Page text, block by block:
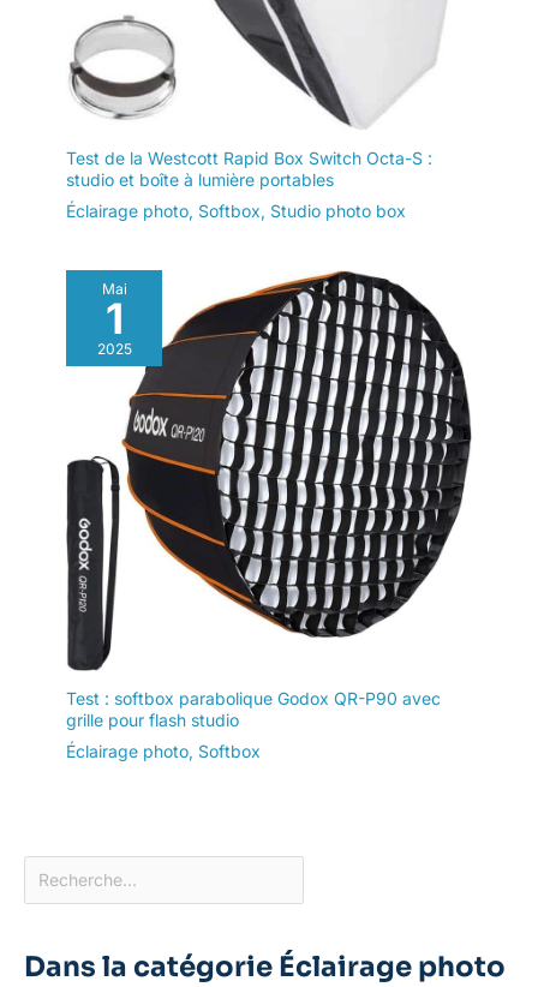
Test de la Westcott Rapid Box Switch Octa-S :
studio et boîte à lumière portables
Éclairage photo, Softbox, Studio photo box
Mai
1
2025
Test : softbox parabolique Godox QR-P90 avec
grille pour flash studio
Éclairage photo, Softbox
Dans la catégorie Éclairage photo